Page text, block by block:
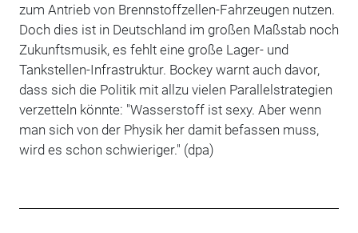
zum Antrieb von Brennstoffzellen-Fahrzeugen nutzen.
Doch dies ist in Deutschland im großen Maßstab noch
Zukunftsmusik, es fehlt eine große Lager- und
Tankstellen-Infrastruktur. Bockey warnt auch davor,
dass sich die Politik mit allzu vielen Parallelstrategien
verzetteln könnte: "Wasserstoff ist sexy. Aber wenn
man sich von der Physik her damit befassen muss,
wird es schon schwieriger." (dpa)